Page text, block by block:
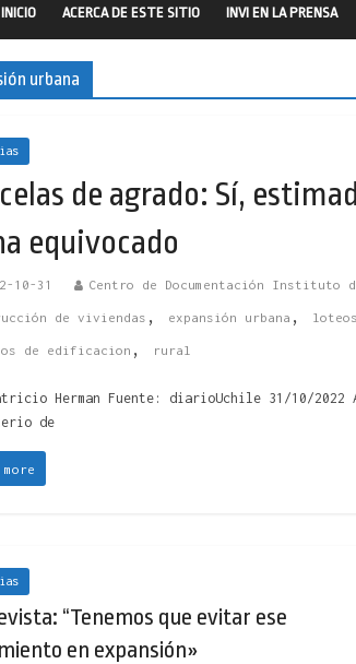
INICIO ACERCA DE ESTE SITIO INVI EN LA PRENSA
urbana
de agrado: Sí,
equivocado
10-31 Centro de Documentación Instituto
de viviendas , expansión urbana , loteos
de edificacion , rural
Herman Fuente: diarioUchile 31/10/
de
more
“Tenemos que evitar ese
en expansión»